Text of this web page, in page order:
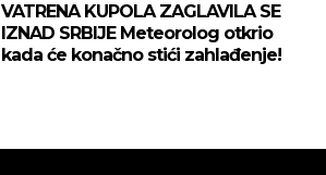
VATRENA KUPOLA ZAGLAVILA SE
IZNAD SRBIJE Meteorolog otkrio
kada će konačno stići zahlađenje!